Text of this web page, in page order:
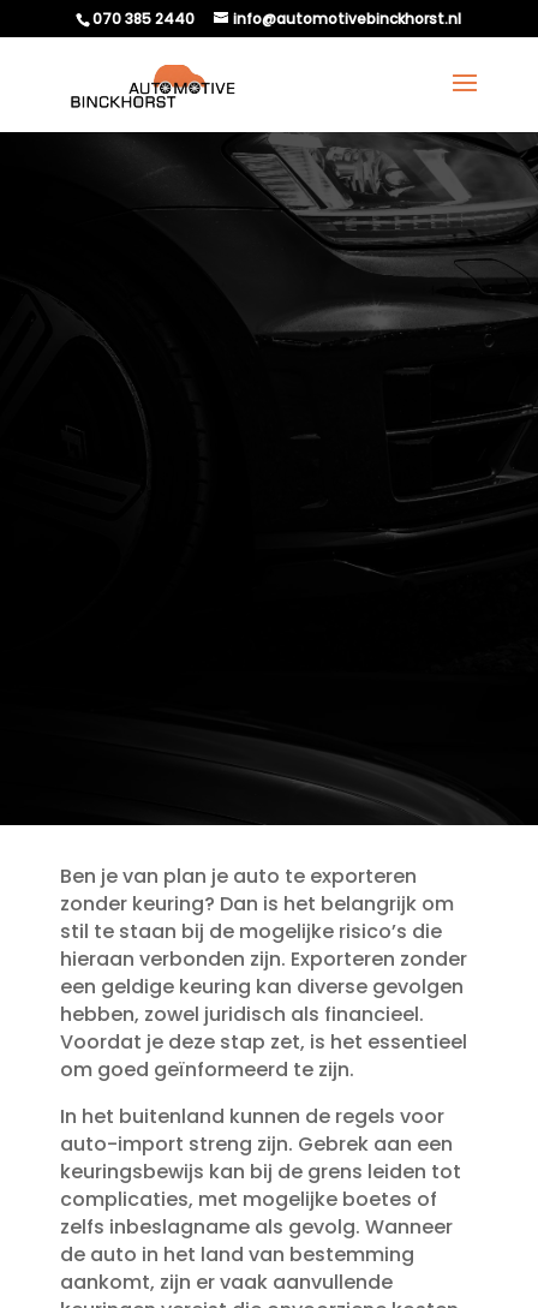
070 385 2440 info@automotivebinckhorst.nl
AUTO EXPORTEREN
ZONDER KEURING? DIT
Ben je van plan je auto te exporteren
zonder keuring? Dan is het belangrijk om
stil te staan bij de mogelijke risico’s die
hieraan verbonden zijn.​ Exporteren zonder
een geldige keuring kan diverse gevolgen
hebben, zowel juridisch als financieel.​
Voordat je deze stap zet, is het essentieel
om goed geïnformeerd te zijn.​
In het buitenland kunnen de regels voor
auto-import streng zijn.​ Gebrek aan een
keuringsbewijs kan bij de grens leiden tot
complicaties, met mogelijke boetes of
zelfs inbeslagname als gevolg.​ Wanneer
de auto in het land van bestemming
aankomt, zijn er vaak aanvullende